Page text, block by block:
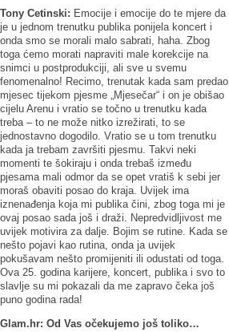
Tony Cetinski: Emocije i emocije do te mjere da
je u jednom trenutku publika ponijela koncert i
onda smo se morali malo sabrati, haha. Zbog
toga ćemo morati napraviti male korekcije na
snimci u postprodukciji, ali sve u svemu
fenomenalno! Recimo, trenutak kada sam predao
mjesec tijekom pjesme „Mjesečar“ i on je obišao
cijelu Arenu i vratio se točno u trenutku kada
treba – to ne može nitko izrežirati, to se
jednostavno dogodilo. Vratio se u tom trenutku
kada ja trebam završiti pjesmu. Takvi neki
momenti te šokiraju i onda trebaš između
pjesama mali odmor da se opet vratiš k sebi jer
moraš obaviti posao do kraja. Uvijek ima
iznenađenja koja mi publika čini, zbog toga mi je
ovaj posao sada još i draži. Nepredvidljivost me
uvijek motivira za dalje. Bojim se rutine. Kada se
nešto pojavi kao rutina, onda ja uvijek
pokušavam nešto promijeniti ili odustati od toga.
Ova 25. godina karijere, koncert, publika i svo to
slavlje su mi pokazali da me zapravo čeka još
puno godina rada!
Glam.hr: Od Vas očekujemo još toliko…